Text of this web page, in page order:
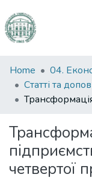
Communities
&
Collections
Statistics
Home
Статті та
четвертої